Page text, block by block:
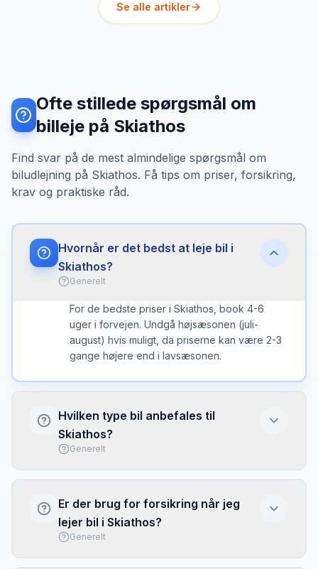
Se alle artikler
Ofte stillede spørgsmål om
billeje på Skiathos
Find svar på de mest almindelige spørgsmål om
biludlejning på Skiathos. Få tips om priser, forsikring,
krav og praktiske råd.
Hvornår er det bedst at leje bil i
Skiathos?
Generelt
For de bedste priser i Skiathos, book 4-6
uger i forvejen. Undgå højsæsonen (juli-
august) hvis muligt, da priserne kan være 2-3
gange højere end i lavsæsonen.
Hvilken type bil anbefales til
Skiathos?
Generelt
på grusveje - så er en SUV eller 4x4 bedre.
Er der brug for forsikring når jeg
lejer bil i Skiathos?
Generelt